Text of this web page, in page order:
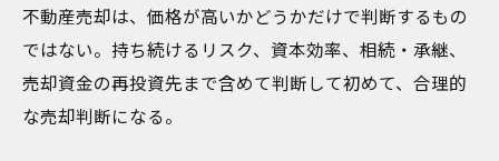
不動産売却は、価格が高いかどうかだけで判断するもの
ではない。持ち続けるリスク、資本効率、相続・承継、
売却資金の再投資先まで含めて判断して初めて、合理的
な売却判断になる。